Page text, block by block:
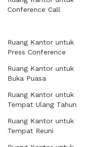
Conference Call
Ruang Kantor untuk
Press Conference
Ruang Kantor untuk
Buka Puasa
Ruang Kantor untuk
Tempat Ulang Tahun
Ruang Kantor untuk
Tempat Reuni